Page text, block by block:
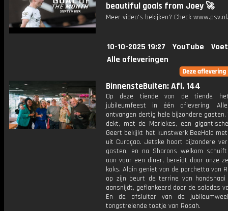
beautiful goals from Joey 🚀
Meer video's bekijken? Check
10-10-2025 19:27 YouTube
Alle afleveringen
BinnensteBuiten: Afl. 144
Op deze tiende van de tiende
jubileumfeest in één aflevering.
ontvangen dertig hele bijzondere gasten.
dekt, met de Mariekes, een
Geert bekijkt het kunstwerk BeeHold
uit Curaçao. Jetske hoort bijzondere
gasten, en na Sharons welkom
aan voor een diner, bereidt door onze
koks. Alain geniet van de porchetta van
op zijn beurt de terrine van hondshaai
aansnijdt, geflankeerd door de salades
En de afsluiter van de
tongstrelende toetje van Rosah.